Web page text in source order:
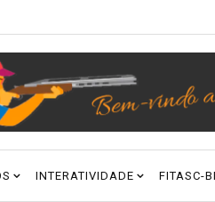
INTERATIVIDADE FITASC-